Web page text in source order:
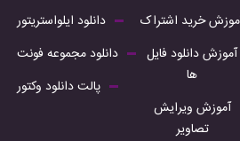
خرید اشتراک
آموزش دانلود فایل
ها
آموزش ویرایش
تصاویر
دانلود ایلواستریتور
دانلود مجموعه فونت
پالت دانلود وکتور